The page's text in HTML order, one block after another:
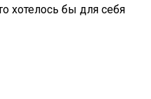
хотелось бы для себя